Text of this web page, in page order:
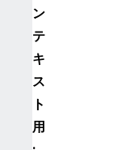
ン
テ
キ
ス
ト
用